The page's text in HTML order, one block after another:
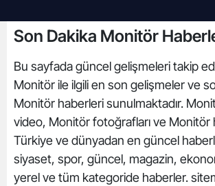
Son Dakika Monitör
Bu sayfada güncel gelişmeleri takip
Monitör ile ilgili en son gelişmeler ve
Monitör haberleri sunulmaktadır.
video, Monitör fotoğrafları ve Monitör
Türkiye ve dünyadan en güncel
siyaset, spor, güncel, magazin,
yerel ve tüm kategoride haberler.